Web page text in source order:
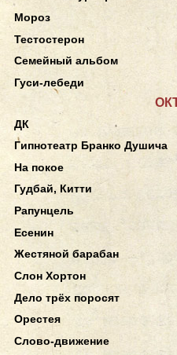
Мороз
Тестостерон
Семейный альбом
Гуси-лебеди
ДК
Гипнотеатр Бранко Душича
На покое
Гудбай, Китти
Рапунцель
Есенин
Жестяной барабан
Слон Хортон
Дело трёх поросят
Орестея
Слово-движение